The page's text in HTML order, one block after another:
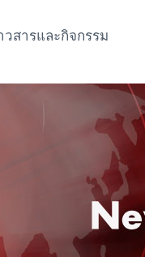
วสารและกิจกรรม